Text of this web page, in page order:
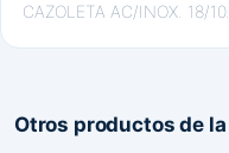
CAZOLETA AC/INOX. 18/
Otros productos de